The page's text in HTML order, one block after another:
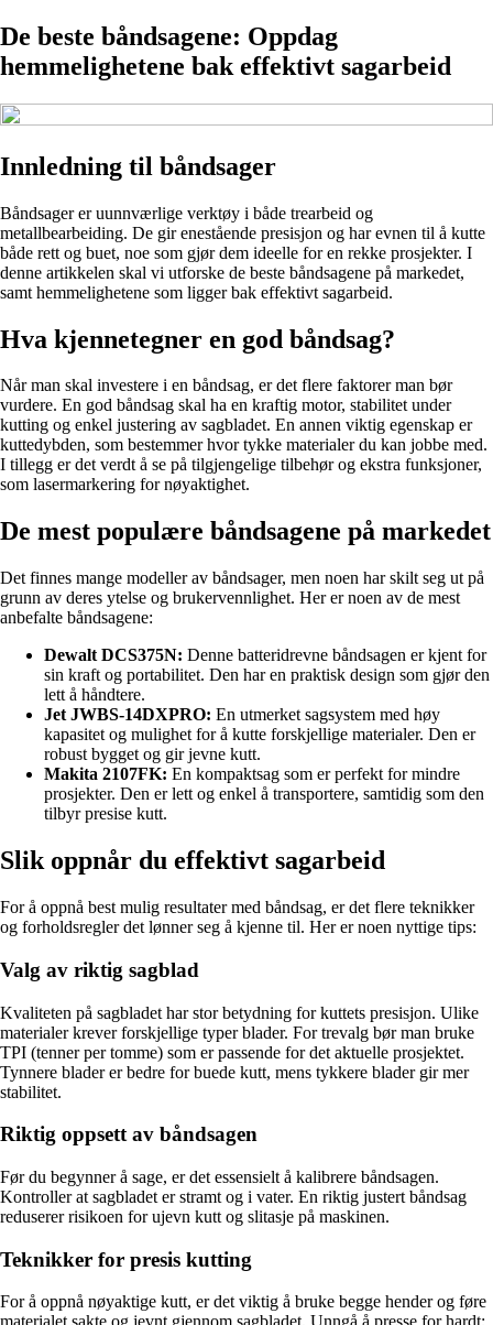
De beste båndsagene: Oppdag
hemmelighetene bak effektivt sagarbeid
Innledning til båndsager
Båndsager er uunnværlige verktøy i både trearbeid og
metallbearbeiding. De gir enestående presisjon og har evnen til å kutte
både rett og buet, noe som gjør dem ideelle for en rekke prosjekter. I
denne artikkelen skal vi utforske de beste båndsagene på markedet,
samt hemmelighetene som ligger bak effektivt sagarbeid.
Hva kjennetegner en god båndsag?
Når man skal investere i en båndsag, er det flere faktorer man bør
vurdere. En god båndsag skal ha en kraftig motor, stabilitet under
kutting og enkel justering av sagbladet. En annen viktig egenskap er
kuttedybden, som bestemmer hvor tykke materialer du kan jobbe med.
I tillegg er det verdt å se på tilgjengelige tilbehør og ekstra funksjoner,
som lasermarkering for nøyaktighet.
De mest populære båndsagene på markedet
Det finnes mange modeller av båndsager, men noen har skilt seg ut på
grunn av deres ytelse og brukervennlighet. Her er noen av de mest
anbefalte båndsagene:
Dewalt DCS375N: Denne batteridrevne båndsagen er kjent for
sin kraft og portabilitet. Den har en praktisk design som gjør den
lett å håndtere.
Jet JWBS-14DXPRO: En utmerket sagsystem med høy
kapasitet og mulighet for å kutte forskjellige materialer. Den er
robust bygget og gir jevne kutt.
Makita 2107FK: En kompaktsag som er perfekt for mindre
prosjekter. Den er lett og enkel å transportere, samtidig som den
tilbyr presise kutt.
Slik oppnår du effektivt sagarbeid
For å oppnå best mulig resultater med båndsag, er det flere teknikker
og forholdsregler det lønner seg å kjenne til. Her er noen nyttige tips:
Valg av riktig sagblad
Kvaliteten på sagbladet har stor betydning for kuttets presisjon. Ulike
materialer krever forskjellige typer blader. For trevalg bør man bruke
TPI (tenner per tomme) som er passende for det aktuelle prosjektet.
Tynnere blader er bedre for buede kutt, mens tykkere blader gir mer
stabilitet.
Riktig oppsett av båndsagen
Før du begynner å sage, er det essensielt å kalibrere båndsagen.
Kontroller at sagbladet er stramt og i vater. En riktig justert båndsag
reduserer risikoen for ujevn kutt og slitasje på maskinen.
Teknikker for presis kutting
For å oppnå nøyaktige kutt, er det viktig å bruke begge hender og føre